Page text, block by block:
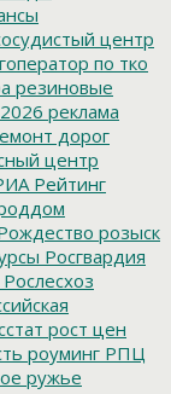
центр
по тко
резиновые
реклама
дорог
центр
Рейтинг
розыск
Росгвардия
Рослесхоз
рост цен
роуминг РПЦ
ружье